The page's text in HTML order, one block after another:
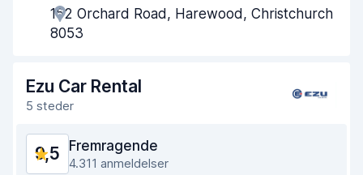
Afhentningshastighed
Renlighed af bilen 9,7
Bilens tilstand
152 Orchard Road, Harewood, Christchurch
8053
Ezu Car Rental
5 steder
9,5 Fremragende
4.311 anmeldelser